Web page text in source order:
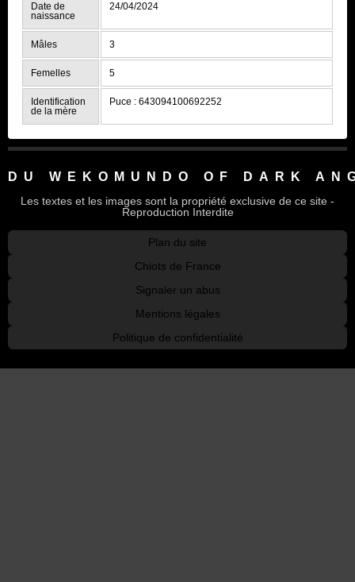
Date de
naissance
24/04/2024
Mâles 3
Femelles 5
Identification
de la mère
Puce : 643094100692252
DU WEKOMUNDO OF DARK
Les textes et les images sont la propriété exclusive de ce site -
Reproduction Interdite
Plan du site
Chiots de France
Signaler un abus
Mentions légales
Politique de confidentialité